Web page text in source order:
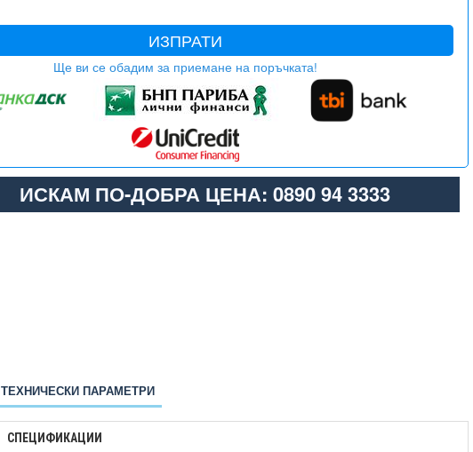
ИЗПРАТИ
Ще ви се обадим за приемане на поръчката!
ИСКАМ ПО-ДОБРА ЦЕНА: 0890 94 3333
ТЕХНИЧЕСКИ ПАРАМЕТРИ
СПЕЦИФИКАЦИИ